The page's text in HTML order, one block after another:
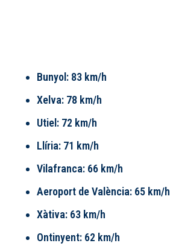
Bunyol: 83 km/h
Xelva: 78 km/h
Utiel: 72 km/h
Llíria: 71 km/h
Vilafranca: 66 km/h
Aeroport de València: 65 km/h
Xàtiva: 63 km/h
Ontinyent: 62 km/h